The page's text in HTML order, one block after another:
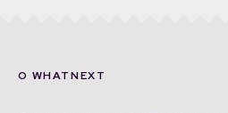
O WHATNEXT